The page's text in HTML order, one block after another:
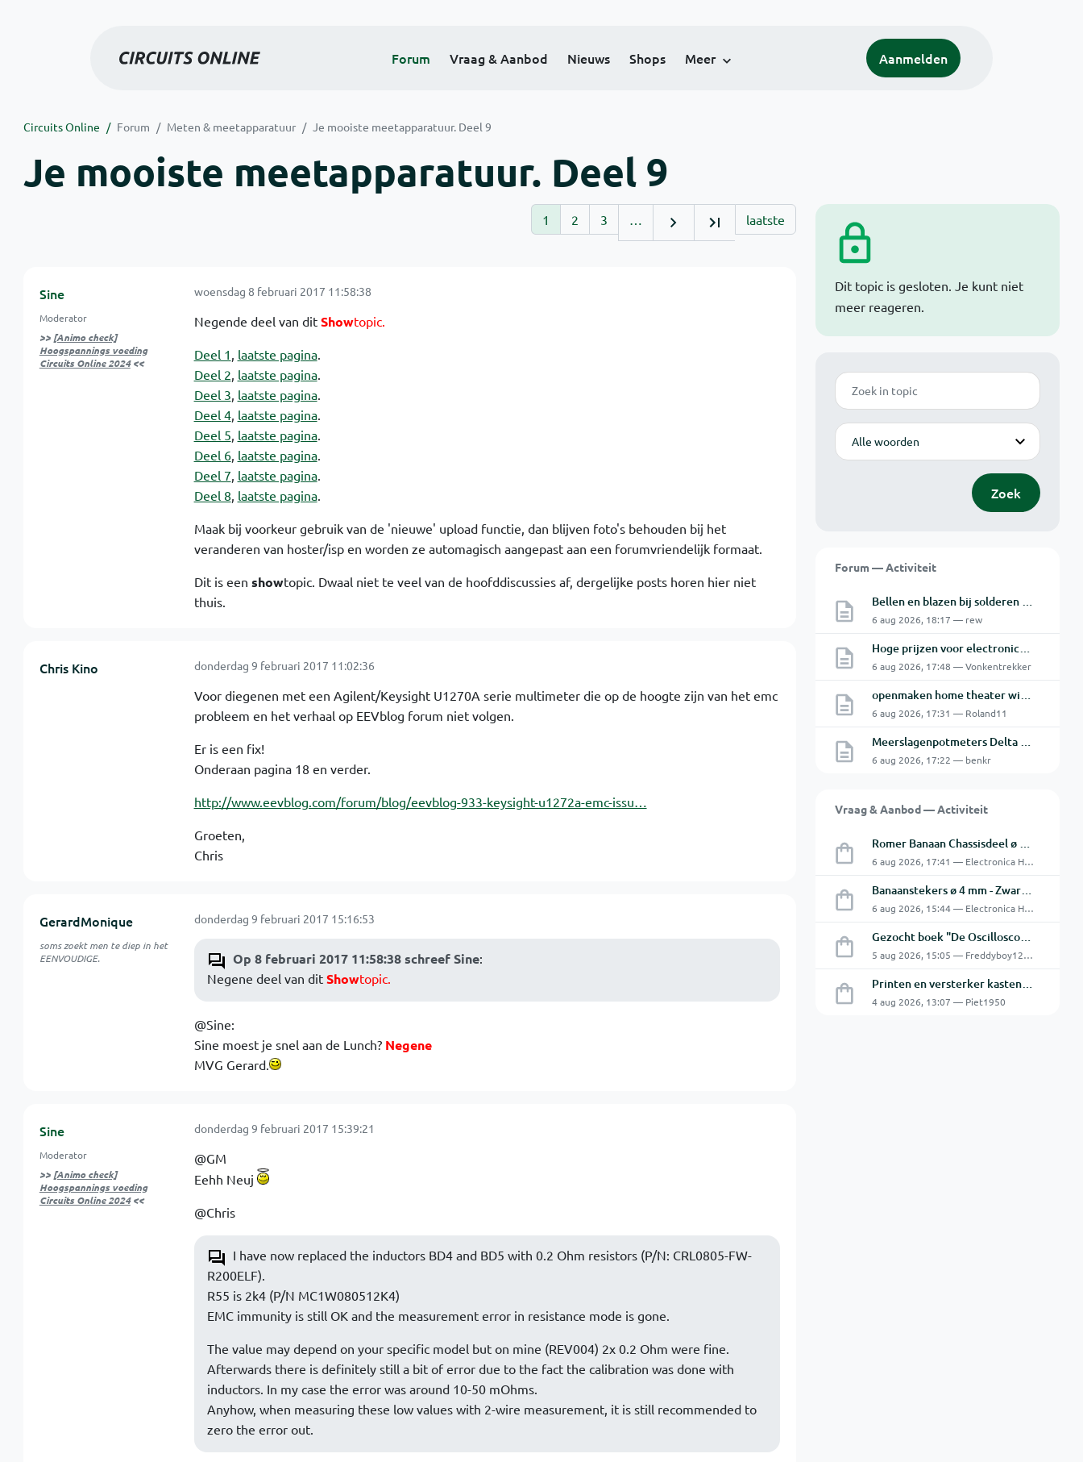
Forum Vraag & Aanbod Nieuws Shops Meer Aanmelden
Circuits Online Forum Meten & meetapparatuur Je mooiste meetapparatuur. Deel 9
Je mooiste meetapparatuur. Deel 9
Dit topic is gesloten. Je kunt niet
meer reageren.
Zoek
Modus
Zoek
Forum — Activiteit
Bellen en blazen bij solderen van Chinese PCBs
6 aug 2026, 18:17 — rew
Hoge prijzen voor electronica hobbyisten
6 aug 2026, 17:48 — Vonkentrekker
openmaken home theater with blu ray hts7200
6 aug 2026, 17:31 — Roland11
Meerslagenpotmeters Delta SM45-70D
6 aug 2026, 17:22 — benkr
Vraag & Aanbod — Activiteit
Romer Banaan Chassisdeel ø 4 mm 16Amp
6 aug 2026, 17:41 — Electronica Hobbyist
Banaanstekers ø 4 mm - Zwart & Rood - Hirschmann
6 aug 2026, 15:44 — Electronica Hobbyist
Gezocht boek "De Oscilloscoop - Van analoog tot digitaal"
5 aug 2026, 15:05 — Freddyboy1230
Printen en versterker kasten gratis ophalen
4 aug 2026, 13:07 — Piet1950
1 2 3 … laatste
Sine
Moderator
>> [Animo check]
Hoogspannings voeding
Circuits Online 2024<<
woensdag 8 februari 2017 11:58:38
Negende deel van dit Showtopic.
Deel 1 , laatste pagina.
Deel 2, laatste pagina.
Deel 3, laatste pagina.
Deel 4, laatste pagina.
Deel 5, laatste pagina.
Deel 6, laatste pagina.
Deel 7, laatste pagina.
Deel 8, laatste pagina.
Maak bij voorkeur gebruik van de 'nieuwe' upload functie, dan blijven foto's behouden bij het
veranderen van hoster/isp en worden ze automagisch aangepast aan een forumvriendelijk formaat.
Dit is een showtopic. Dwaal niet te veel van de hoofddiscussies af, dergelijke posts horen hier niet
thuis.
Chris Kino donderdag 9 februari 2017 11:02:36
Voor diegenen met een Agilent/Keysight U1270A serie multimeter die op de hoogte zijn van het emc
probleem en het verhaal op EEVblog forum niet volgen.
Er is een fix!
Onderaan pagina 18 en verder.
http://www.eevblog.com/forum/blog/eevblog-933-keysight-u1272a-emc-issu…
Groeten,
Chris
GerardMonique
soms zoekt men te diep in het
EENVOUDIGE.
donderdag 9 februari 2017 15:16:53
Op 8 februari 2017 11:58:38 schreef Sine:
Negene deel van dit Showtopic.
@Sine:
Sine moest je snel aan de Lunch? Negene
MVG Gerard.
Sine
Moderator
>> [Animo check]
Hoogspannings voeding
Circuits Online 2024<<
donderdag 9 februari 2017 15:39:21
@GM
Eehh Neuj
@Chris
I have now replaced the inductors BD4 and BD5 with 0.2 Ohm resistors (P/N: CRL0805-FW-
R200ELF).
R55 is 2k4 (P/N MC1W080512K4)
EMC immunity is still OK and the measurement error in resistance mode is gone.
The value may depend on your specific model but on mine (REV004) 2x 0.2 Ohm were fine.
Afterwards there is definitely still a bit of error due to the fact the calibration was done with
inductors. In my case the error was around 10-50 mOhms.
Anyhow, when measuring these low values with 2-wire measurement, it is still recommended to
zero the error out.